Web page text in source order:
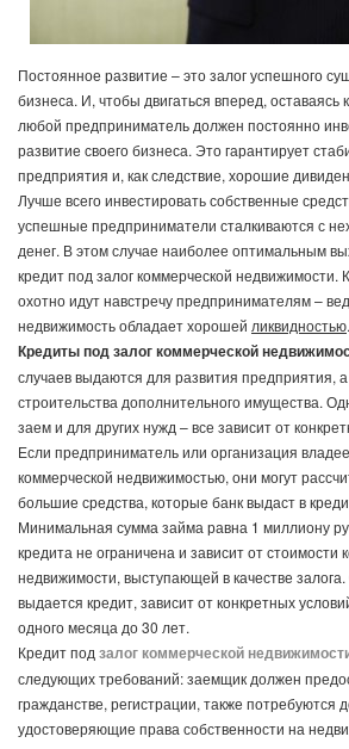
Постоянное развитие – это залог успешного
бизнеса. И, чтобы двигаться вперед, оставаясь
любой предприниматель должен постоянно
развитие своего бизнеса. Это гарантирует
предприятия и, как следствие, хорошие
Лучше всего инвестировать собственные
успешные предприниматели сталкиваются с
денег. В этом случае наиболее оптимальным
кредит под залог коммерческой недвижимости.
охотно идут навстречу предпринимателям –
недвижимость обладает хорошей ликвидностью.
Кредиты под залог коммерческой
случаев выдаются для развития предприятия,
строительства дополнительного имущества.
заем и для других нужд – все зависит от
Если предприниматель или организация
коммерческой недвижимостью, они могут
большие средства, которые банк выдаст в
Минимальная сумма займа равна 1 миллиону
кредита не ограничена и зависит от стоимости
недвижимости, выступающей в качестве
выдается кредит, зависит от конкретных
одного месяца до 30 лет.
Кредит под залог коммерческой
следующих требований: заемщик должен
гражданстве, регистрации, также потребуются
удостоверяющие права собственности на